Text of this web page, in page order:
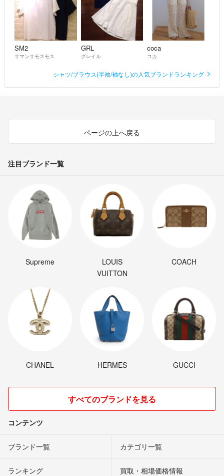
SM2
サマンサモスモス
GRL
グレイル
coca
コカ
シャツ/ブラウス(半袖/袖なし)の人気ブランドランキング
ページの上へ戻る
注目ブランド一覧
Supreme
LOUIS
VUITTON
COACH
CHANEL HERMES GUCCI
すべてのブランドを見る
コンテンツ
ブランド一覧 カテゴリ一覧
ランキング 買取・相場価格情報